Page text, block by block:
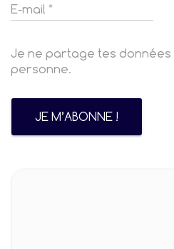
Je ne partage tes
personne.